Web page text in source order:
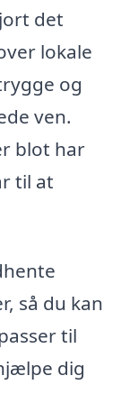
det
lokale
og
ven.
blot har
til at
så du kan
til
dig